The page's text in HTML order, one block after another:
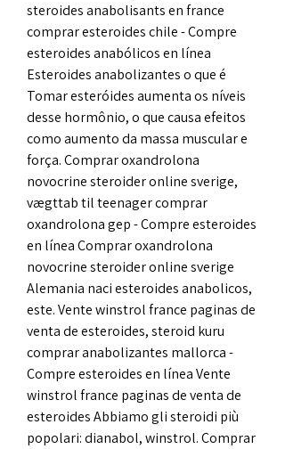
steroides anabolisants en france
comprar esteroides chile - Compre
esteroides anabólicos en línea
Esteroides anabolizantes o que é
Tomar esteróides aumenta os níveis
desse hormônio, o que causa efeitos
como aumento da massa muscular e
força. Comprar oxandrolona
novocrine steroider online sverige,
vægttab til teenager comprar
oxandrolona gep - Compre esteroides
en línea Comprar oxandrolona
novocrine steroider online sverige
Alemania naci esteroides anabolicos,
este. Vente winstrol france paginas de
venta de esteroides, steroid kuru
comprar anabolizantes mallorca -
Compre esteroides en línea Vente
winstrol france paginas de venta de
esteroides Abbiamo gli steroidi più
popolari: dianabol, winstrol. Comprar